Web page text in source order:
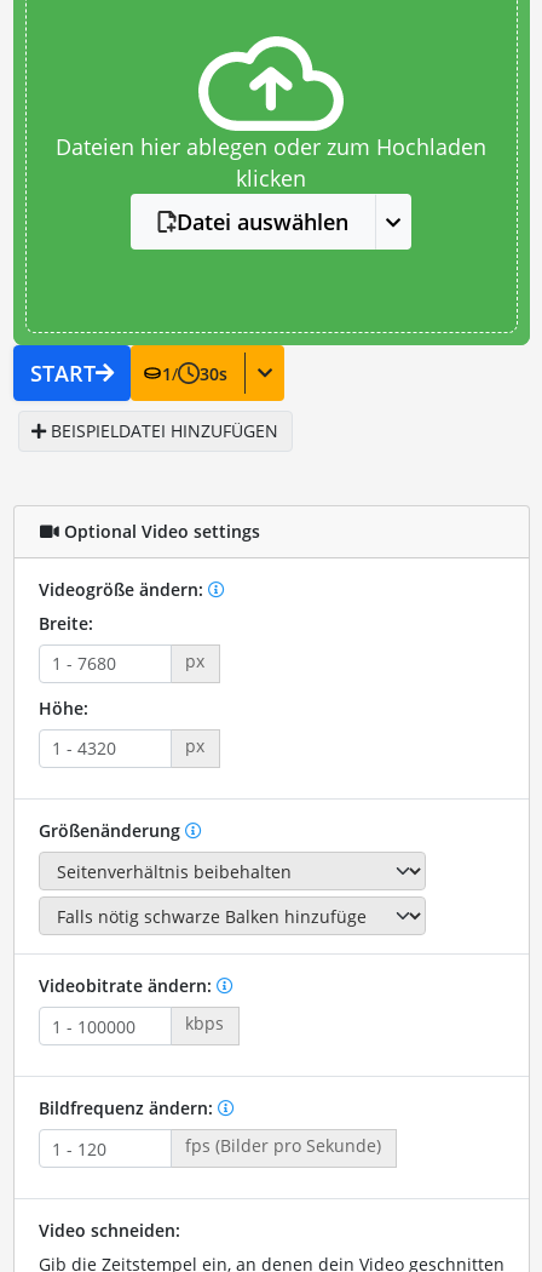
Dateien hier ablegen oder zum Hochladen
klicken
Datei auswählen
START 1/ 30s
BEISPIELDATEI HINZUFÜGEN
Optional Video settings
Videogröße ändern:
Breite:
px
Höhe:
px
Größenänderung
Videobitrate ändern:
kbps
Bildfrequenz ändern:
fps (Bilder pro Sekunde)
Video schneiden:
Gib die Zeitstempel ein, an denen dein Video geschnitten